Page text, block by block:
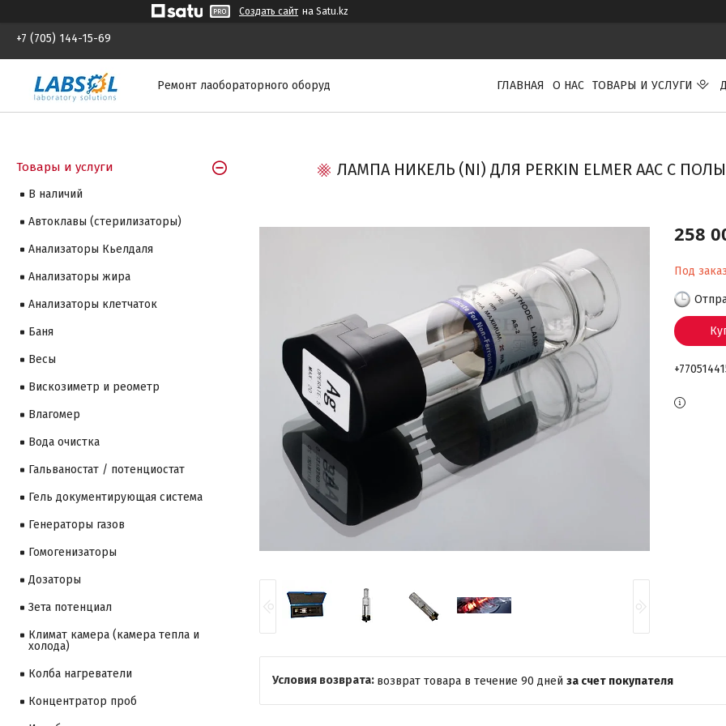
Создать сайт на Satu.kz
+7 (705) 144-15-69
Ремонт лаобораторного оборуд ГЛАВНАЯ О НАС ТОВАРЫ И УСЛУГИ
ЛАМПА НИКЕЛЬ (NI) ДЛЯ PERKIN ELMER ААС С
258
Под
возврат товара в течение 90 дней за счет покупателя
Товары и услуги
В наличий
Автоклавы (стерилизаторы)
Анализаторы Кьелдаля
Анализаторы жира
Анализаторы клетчаток
Баня
Весы
Вискозиметр и реометр
Влагомер
Вода очистка
Гальваностат / потенциостат
Гель документирующая система
Генераторы газов
Гомогенизаторы
Дозаторы
Зета потенциал
Климат камера (камера тепла и
холода)
Колба нагреватели
Концентратор проб